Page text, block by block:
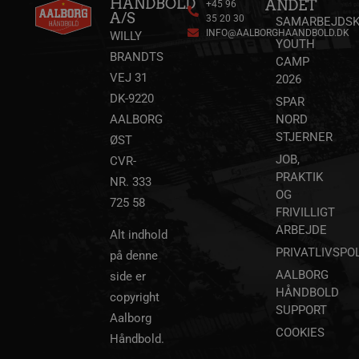
A/S
WILLY
BRANDTS
VEJ 31
DK-9220
AALBORG
ØST
CVR-
NR. 333
725 58
Alt indhold
på denne
side er
copyright
Aalborg
Håndbold.
+45 96
35 20 30
INFO@AALBORGHAANDBOLD.DK
ANDET
YOUTH
CAMP
2026
SPAR
NORD
STJERNER
JOB,
PRAKTIK
OG
FRIVILLIGT
ARBEJDE
AALBORG
HÅNDBOLD
SUPPORT
COOKIES
Cloudflare Inc.
CookieScriptConsent
aalborghaandbold.dk
VISITOR_PRIVACY_METADATA
.youtube.com
5
Google Privacy Policy